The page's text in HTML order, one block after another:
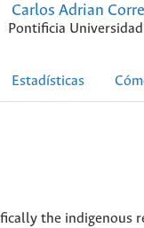
Carlos Adrian
Pontificia
Estadísticas
the indigenous